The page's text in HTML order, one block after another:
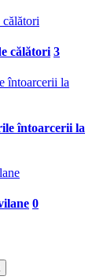
călători 3
întoarcerii la
0